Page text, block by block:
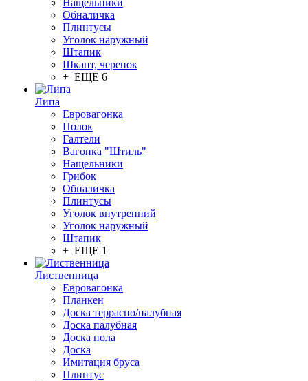
Нащельники
Обналичка
Плинтусы
Уголок наружный
Штапик
Шкант, черенок
+ ЕЩЕ 6
Липа
Евровагонка
Полок
Галтели
Вагонка "Штиль"
Нащельники
Грибок
Обналичка
Плинтусы
Уголок внутренний
Уголок наружный
Штапик
+ ЕЩЕ 1
Лиственница
Евровагонка
Планкен
Доска террасно/палубная
Доска палубная
Доска пола
Доска
Имитация бруса
Плинтус